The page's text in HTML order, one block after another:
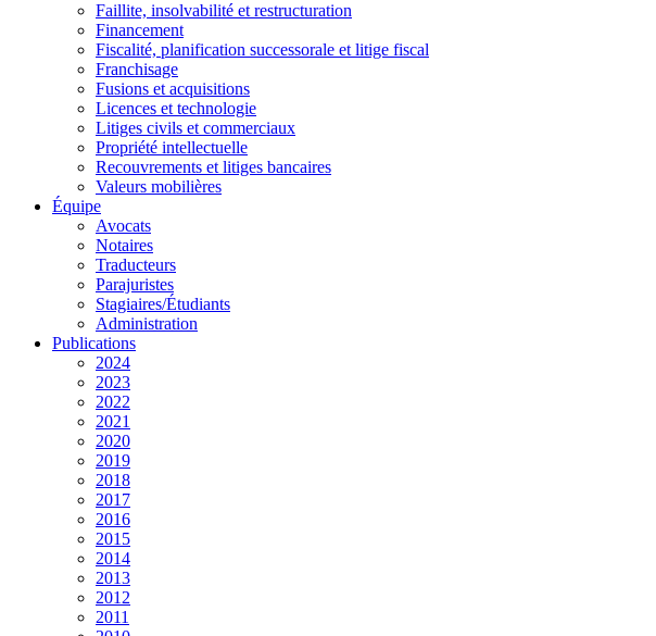
Faillite, insolvabilité et restructuration
Financement
Fiscalité, planification successorale et litige fiscal
Franchisage
Fusions et acquisitions
Licences et technologie
Litiges civils et commerciaux
Propriété intellectuelle
Recouvrements et litiges bancaires
Valeurs mobilières
Équipe
Avocats
Notaires
Traducteurs
Parajuristes
Stagiaires/Étudiants
Administration
Publications
2024
2023
2022
2021
2020
2019
2018
2017
2016
2015
2014
2013
2012
2011